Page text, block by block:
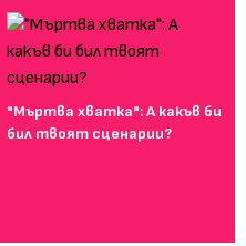
"Мъртва хватка": А какъв би
бил твоят сценарии?